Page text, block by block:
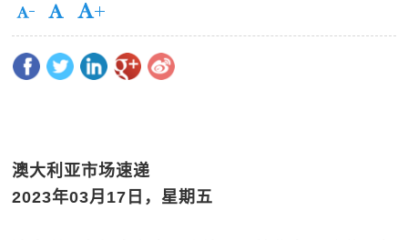
澳大利亚市场速递
2023年03月 17 日，星期五